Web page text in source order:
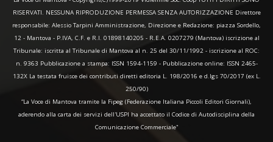
RISERVATI. NESSUNA RIPRODUZIONE PERMESSA SENZA AUTORIZZAZIONE Direttore
responsabile: Alessio Tarpini Amministrazione, Direzione e Redazione: piazza Sordello,
12 - Mantova - P.IVA, C.F. e R.I. 01898140205 - R.E.A. 0207279 (Mantova) iscrizione al
Tribunale: iscritta al Tribunale di Mantova al n. 25 del 30/11/1992 - iscrizione al ROC:
n. 9363 Pubblicazione a stampa: ISSN 1594-1159 - Pubblicazione online: ISSN 2465-
132X La testata fruisce dei contributi diretti editoria L. 198/2016 e d.lgs 70/2017 (ex L.
250/90)
“La Voce di Mantova tramite la Fipeg (Federazione Italiana Piccoli Editori Giornali),
aderendo alla carta dei servizi dell'USPI ha accettato il Codice di Autodisciplina della
Comunicazione Commerciale"